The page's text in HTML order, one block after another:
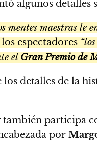
algunos detalles
mentes maestras le
espectadores
el Gran Premio de
los detalles de la
también participa
por